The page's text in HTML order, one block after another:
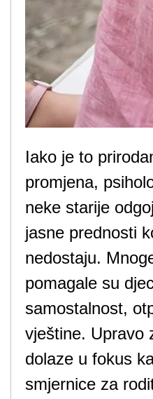
Iako je to
promjena,
neke starije
jasne prednosti
nedostaju.
pomagale su
samostalnost,
vještine. Upravo
dolaze u fokus
smjernice za